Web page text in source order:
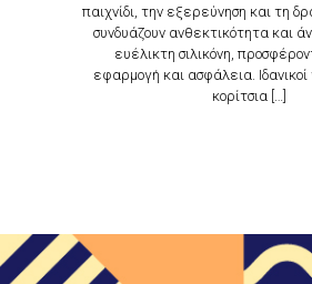
παιχνίδι, την εξερεύνηση και τη
συνδυάζουν ανθεκτικότητα και
ευέλικτη σιλικόνη,
εφαρμογή και ασφάλεια. Ιδανικοί
κορίτσια […]